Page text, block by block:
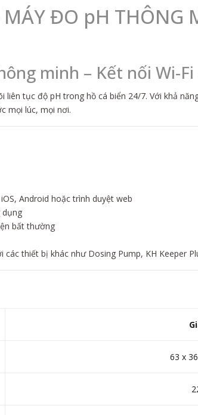
MÁY ĐO pH THÔNG
minh – Kết nối Wi-
tục độ pH trong hồ cá biển 24/7. Với khả
mọi lúc, mọi nơi.
Android hoặc trình duyệt web
dụng
bất thường
các thiết bị khác như Dosing Pump, KH Keeper
63 x